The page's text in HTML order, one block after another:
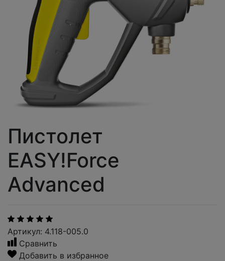
Пистолет
EASY!Force
Advanced
Артикул: 4.118-005.0
Сравнить
Добавить в избранное